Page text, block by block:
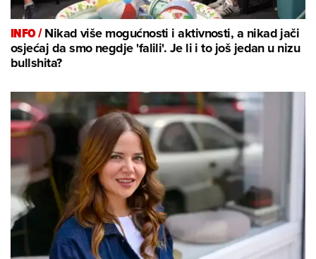
INFO /Nikad više mogućnosti i aktivnosti, a nikad jači
osjećaj da smo negdje 'falili'. Je li i to još jedan u nizu
bullshita?